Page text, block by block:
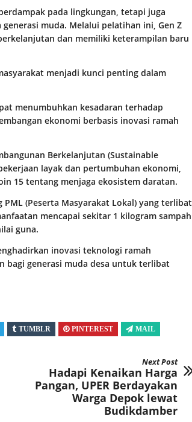
pada lingkungan, tetapi juga
muda. Melalui pelatihan ini, Gen Z
dan memiliki keterampilan baru
menjadi kunci penting dalam
menumbuhkan kesadaran terhadap
ekonomi berbasis inovasi ramah
Berkelanjutan (Sustainable
layak dan pertumbuhan ekonomi,
15 tentang menjaga ekosistem daratan.
(Peserta Masyarakat Lokal) yang terlibat
mencapai sekitar 1 kilogram sampah
guna.
inovasi teknologi ramah
bagi generasi muda desa untuk terlibat
TUMBLR PINTEREST MAIL
Next Post
Hadapi Kenaikan Harga
Pangan, UPER Berdayakan
Warga Depok lewat
Budikdamber